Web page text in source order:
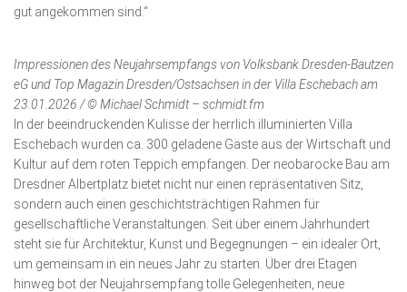
gut angekommen sind.“
Impressionen des Neujahrsempfangs von Volksbank Dresden-Bautzen
eG und Top Magazin Dresden/Ostsachsen in der Villa Eschebach am
23.01.2026 / © Michael Schmidt – schmidt.fm
In der beeindruckenden Kulisse der herrlich illuminierten Villa
Eschebach wurden ca. 300 geladene Gäste aus der Wirtschaft und
Kultur auf dem roten Teppich empfangen. Der neobarocke Bau am
Dresdner Albertplatz bietet nicht nur einen repräsentativen Sitz,
sondern auch einen geschichtsträchtigen Rahmen für
gesellschaftliche Veranstaltungen. Seit über einem Jahrhundert
steht sie für Architektur, Kunst und Begegnungen – ein idealer Ort,
um gemeinsam in ein neues Jahr zu starten. Über drei Etagen
hinweg bot der Neujahrsempfang tolle Gelegenheiten, neue